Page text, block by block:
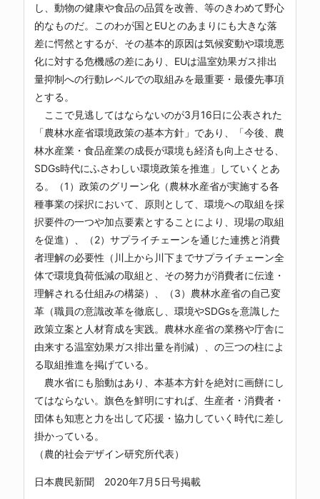
し、動物の健康や食品の品質を改善、等のきわめて野心
的なものだ。このわが国とEUとのあまりにも大きな落
差に愕然とするが、その基本的原因は気候変動や環境悪
化に対する危機感の差にあり、EUは温室効果ガス排出
量抑制への行動レベルでの取組みを最重要・最優先事項
とする。
ここで見逃してはならないのが3月16日に公表された
「農林水産省環境政策の基本方針」であり、「今後、農
林水産業・食品産業の成長が環境も経済も向上させる、
SDGs時代にふさわしい環境政策を推進」していくとあ
る。（1）政策のグリーン化（農林水産省が実施する各
種事業の採択において、原則として、環境への取組を採
択要件の一つや加点要素とすることにより、現場の取組
を促進）、（2）サプライチェーンを通じた連携と消費
者理解の必要性（川上から川下までサプライチェーン全
体で環境負荷低減の取組と、その努力が消費者に伝達・
理解される仕組みの構築）、（3）農林水産省の自己変
革（職員の意識改革を徹底し、環境やSDGsを意識した
政策立案と人材育成を実践。農林水産省の業務や庁舎に
由来する温室効果ガス排出量を削減）、の三つの柱によ
る取組推進を掲げている。
農水省にも胎動はあり、本基本方針を絶対に画餅にし
てはならない。旗色を鮮明にすれば、生産者・消費者・
団体も知恵と力を出して応援・協力していく時代に差し
掛かっている。
（農的社会デザイン研究所代表）
日本農民新聞 2020年7月5日号掲載